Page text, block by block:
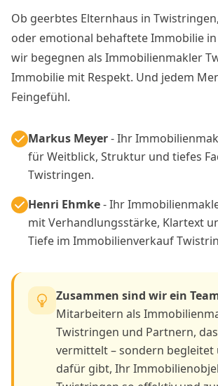
Ob geerbtes Elternhaus in
oder emotional behaftete Immobilie
wir begegnen als Immobilienmakler
Immobilie mit Respekt. Und jedem
Feingefühl.
Markus Meyer- Ihr
für Weitblick, Struktur und tiefes
Twistringen.
Henri Ehmke- Ihr
mit Verhandlungsstärke, Klartext
Tiefe im Immobilienverkauf
Zusammen sind wir ein
Mitarbeitern als
Twistringen und Partnern,
vermittelt – sondern begleitet
dafür gibt, Ihr